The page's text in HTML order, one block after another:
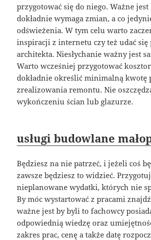
przygotować się do niego. Ważne jest
dokładnie wymaga zmian, a co
odświeżenia. W tym celu warto
inspiracji z internetu czy też udać się
architekta. Niesłychanie ważny jest
Warto wcześniej przygotować
dokładnie określić minimalną kwotę
zrealizowania remontu. Nie
wykończeniu ścian lub glazurze.
usługi budowlane
Będziesz na nie patrzeć, i jeżeli coś
zawsze będziesz to widzieć.
nieplanowane wydatki, których nie
By móc wystartować z pracami
ważne jest by byli to fachowcy
odpowiednią wiedzę oraz
zakres prac, cenę a także datę